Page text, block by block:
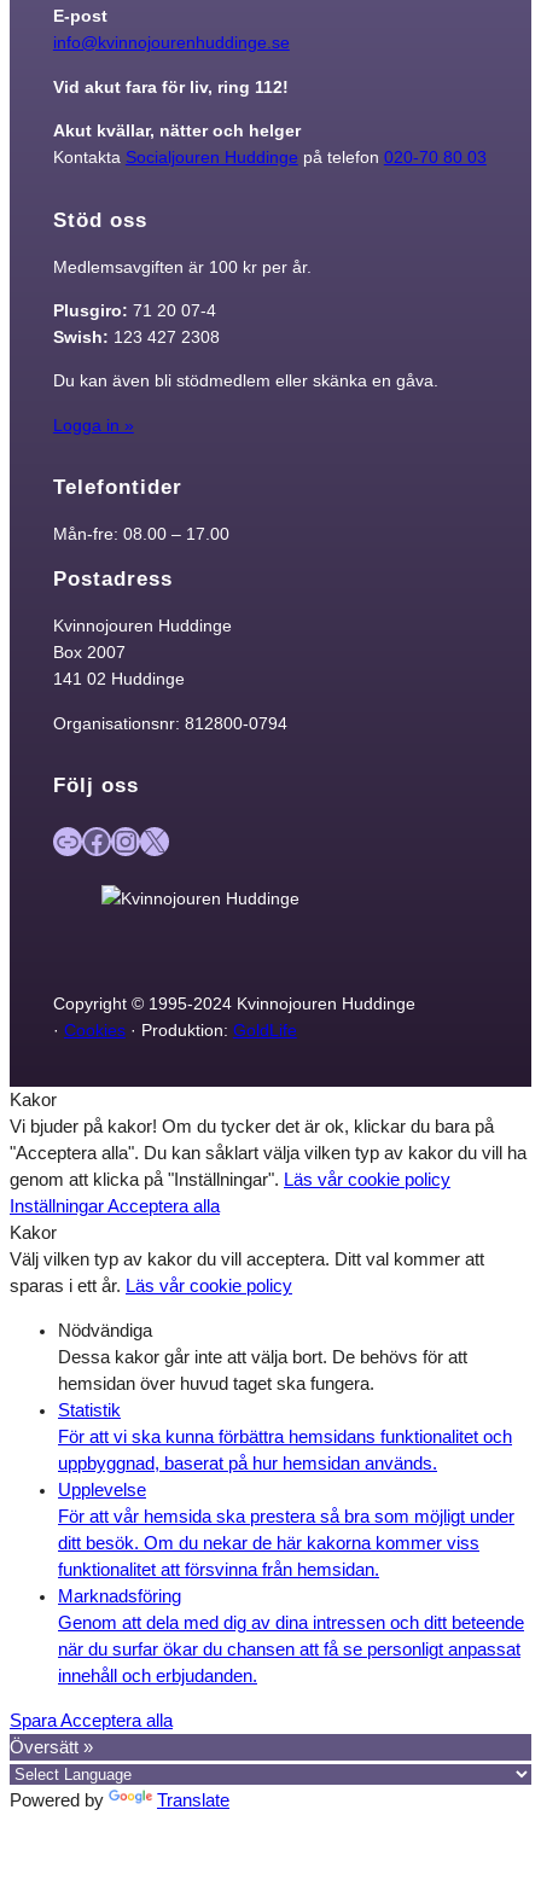
E-post
info@kvinnojourenhuddinge.se
Vid akut fara för liv, ring 112!
Akut kvällar, nätter och helger
Kontakta Socialjouren Huddinge på telefon 020-70 80 03
Stöd oss
Medlemsavgiften är 100 kr per år.
Plusgiro: 71 20 07-4
Swish: 123 427 2308
Du kan även bli stödmedlem eller skänka en gåva.
Logga in »
Telefontider
Mån-fre: 08.00 – 17.00
Postadress
Kvinnojouren Huddinge
Box 2007
141 02 Huddinge
Organisationsnr: 812800-0794
Följ oss
Länk Facebook InstagramX
Copyright © 1995-2024 Kvinnojouren Huddinge
· Cookies· Produktion: GoldLife
Kakor
Vi bjuder på kakor! Om du tycker det är ok, klickar du bara på
"Acceptera alla". Du kan såklart välja vilken typ av kakor du vill ha
genom att klicka på "Inställningar". Läs vår cookie policy
InställningarAcceptera alla
Kakor
Välj vilken typ av kakor du vill acceptera. Ditt val kommer att
sparas i ett år. Läs vår cookie policy
Nödvändiga
Dessa kakor går inte att välja bort. De behövs för att
hemsidan över huvud taget ska fungera.
Statistik
För att vi ska kunna förbättra hemsidans funktionalitet och
uppbyggnad, baserat på hur hemsidan används.
Upplevelse
För att vår hemsida ska prestera så bra som möjligt under
ditt besök. Om du nekar de här kakorna kommer viss
funktionalitet att försvinna från hemsidan.
Marknadsföring
Genom att dela med dig av dina intressen och ditt beteende
när du surfar ökar du chansen att få se personligt anpassat
innehåll och erbjudanden.
SparaAcceptera alla
Översätt »
Powered by Translate